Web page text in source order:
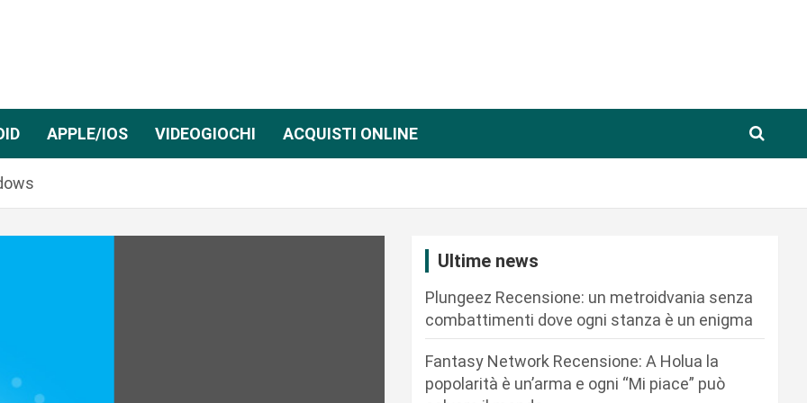
APPLE/IOS VIDEOGIOCHI ACQUISTI ONLINE
Ultime news
Plungeez Recensione: un metroidvania senza
combattimenti dove ogni stanza è un enigma
Fantasy Network Recensione: A Holua la
popolarità è un’arma e ogni “Mi piace” può